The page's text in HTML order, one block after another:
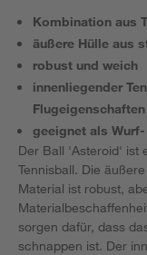
Kombination aus
äußere Hülle aus
robust und weich
innenliegender
Flugeigenschaften
geeignet als
Der Ball 'Asteroid' ist
Tennisball. Die
Material ist robust,
sorgen dafür, dass
schnappen ist. Der